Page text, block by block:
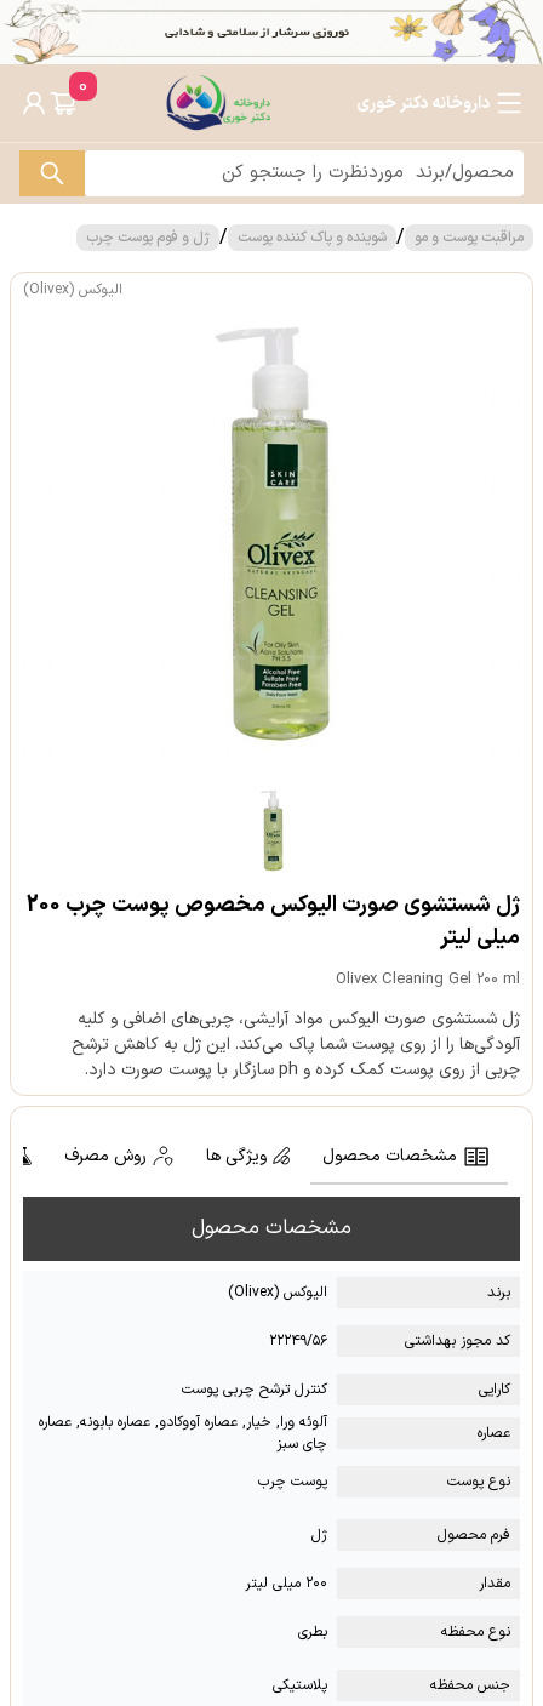
داروخانه دکتر خوری
0
مراقبت پوست و مو / شوینده و پاک کننده پوست / ژل و فوم پوست چرب
الیوکس (Olivex)
ژل شستشوی صورت الیوکس مخصوص پوست چرب 200
میلی لیتر
Olivex Cleaning Gel 200 ml
ژل شستشوی صورت الیوکس مواد آرایشی، چربی‌های اضافی و کلیه
آلودگی‌ها را از روی پوست شما پاک می‌کند. این ژل به کاهش ترشح
چربی از روی پوست کمک کرده و ph سازگار با پوست صورت دارد.
مشخصات محصول ویژگی ها روش مصرف
مشخصات محصول
برند الیوکس (Olivex)
کد مجوز بهداشتی ۲۲۲۴۹/۵۶
کارایی
کنترل ترشح چربی پوست
عصاره
آلوئه ورا, خیار, عصاره آووکادو, عصاره بابونه, عصاره
چای سبز
نوع پوست
پوست چرب
فرم محصول ژل
مقدار ۲۰۰ میلی لیتر
نوع محفظه بطری
جنس محفظه پلاستیکی